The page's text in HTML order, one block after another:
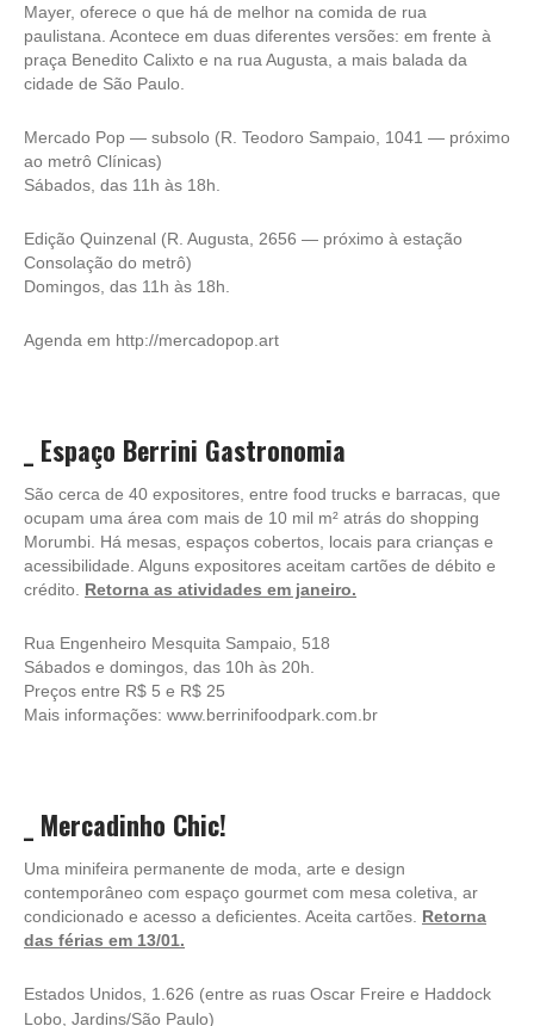
Mayer, oferece o que há de melhor na comida de rua
paulistana. Acontece em duas diferentes versões: em frente à
praça Benedito Calixto e na rua Augusta, a mais balada da
cidade de São Paulo.
Mercado Pop — subsolo (R. Teodoro Sampaio, 1041 — próximo
ao metrô Clínicas)
Sábados, das 11h às 18h.
Edição Quinzenal (R. Augusta, 2656 — próximo à estação
Consolação do metrô)
Domingos, das 11h às 18h.
Agenda em http://mercadopop.art
_ Espaço Berrini Gastronomia
São cerca de 40 expositores, entre food trucks e barracas, que
ocupam uma área com mais de 10 mil m² atrás do shopping
Morumbi. Há mesas, espaços cobertos, locais para crianças e
acessibilidade. Alguns expositores aceitam cartões de débito e
crédito. Retorna as atividades em janeiro.
Rua Engenheiro Mesquita Sampaio, 518
Sábados e domingos, das 10h às 20h.
Preços entre R$ 5 e R$ 25
Mais informações: www.berrinifoodpark.com.br
Mercadinho Chic!
Uma minifeira permanente de moda, arte e design
contemporâneo com espaço gourmet com mesa coletiva, ar
condicionado e acesso a deficientes. Aceita cartões. Retorna
das férias em 13/01.
Estados Unidos, 1.626 (entre as ruas Oscar Freire e Haddock
Lobo, Jardins/São Paulo)